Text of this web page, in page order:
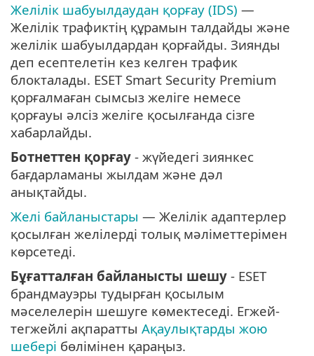
Желілік шабуылдаудан қорғау (IDS) —
Желілік трафиктің құрамын талдайды және
желілік шабуылдардан қорғайды. Зиянды
деп есептелетін кез келген трафик
блокталады. ESET Smart Security Premium
қорғалмаған сымсыз желіге немесе
қорғауы әлсіз желіге қосылғанда сізге
хабарлайды.
Ботнеттен қорғау - жүйедегі зиянкес
бағдарламаны жылдам және дәл
анықтайды.
Желі байланыстары — Желілік адаптерлер
қосылған желілерді толық мәліметтерімен
көрсетеді.
Бұғатталған байланысты шешу - ESET
брандмауэры тудырған қосылым
мәселелерін шешуге көмектеседі. Егжей-
тегжейлі ақпаратты Ақаулықтарды жою
шебері бөлімінен қараңыз.